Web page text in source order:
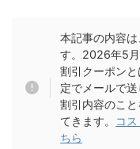
本記事の内容
す。2026年5
割引クーポン
定でメールで
割引内容のこ
てきます。
コ
ちら